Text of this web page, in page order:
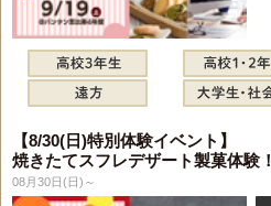
【8/30(日)特別体験イベント】
焼きたてスフレデザート製菓体験！
08月30日(日)～